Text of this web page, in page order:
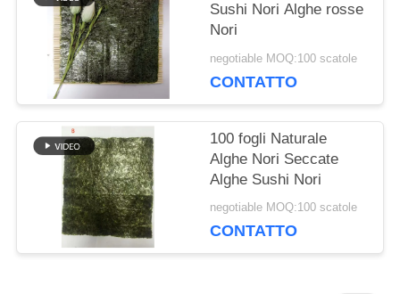
NORME
SULLA
PRIVACY
Sushi Nori Alghe rosse
Nori
negotiable MOQ:100 scatole
CONTATTO
100 fogli Naturale
Alghe Nori Seccate
Alghe Sushi Nori
negotiable MOQ:100 scatole
CONTATTO